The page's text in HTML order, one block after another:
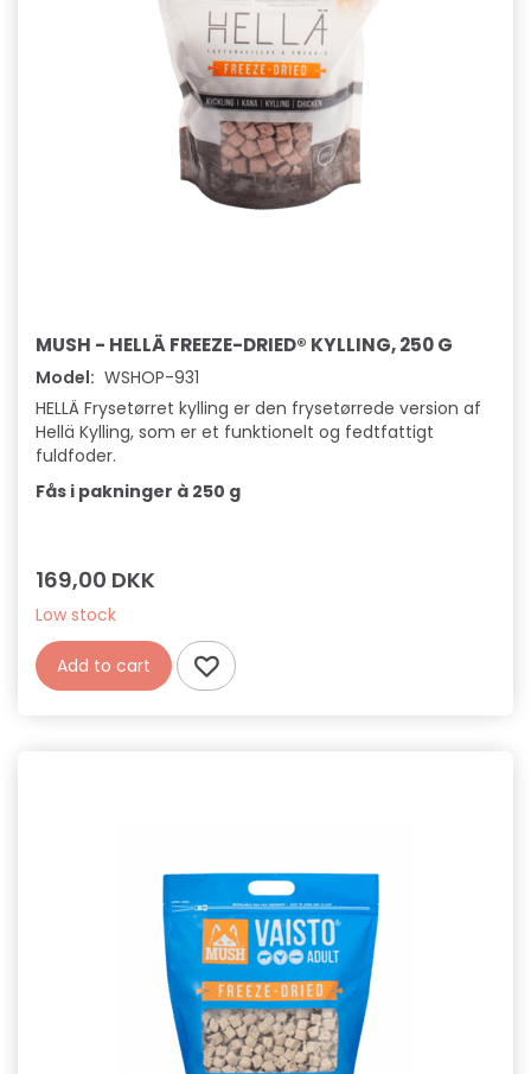
MUSH - HELLÄ FREEZE-DRIED® KYLLING, 250 G
Model: WSHOP-931
HELLÄ Frysetørret kylling er den frysetørrede version af
Hellä Kylling, som er et funktionelt og fedtfattigt
fuldfoder.
Fås i pakninger à 250 g
169,00 DKK
Low stock
Add to cart